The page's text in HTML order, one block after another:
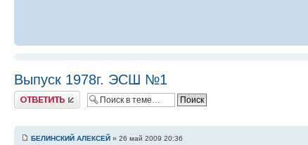
Выпуск 1978г. ЭСШ №1
Ответить
БЕЛИНСКИЙ АЛЕКСЕЙ » 26 май 2009 20:36